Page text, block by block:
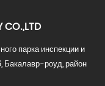
CO.,LTD
парка инспекции и
Бакалавр-роуд, район